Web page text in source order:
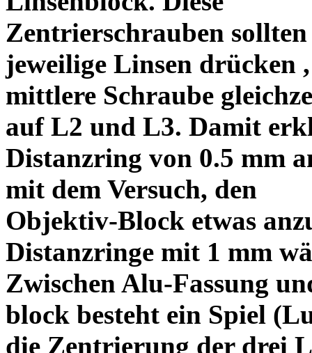
Zentrierschrauben
jeweilige Linsen drücken
mittlere Schraube
auf L2 und L3. Damit
Distanzring von 0.5 mm
mit dem Versuch, den
Objektiv-Block etwas
Distanzringe mit 1 mm
Zwischen Alu-Fassung
block besteht ein Spiel
die Zentrierung der drei